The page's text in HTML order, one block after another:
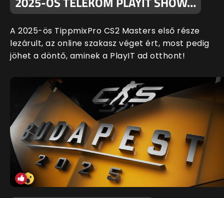
A 2025-ös TippmixPro CS2 Masters első része
lezárult, az online szakasz véget ért, most pedig
jöhet a döntő, aminek a PlayIT ad otthont!